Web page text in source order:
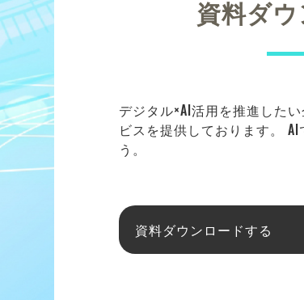
資料ダ
デジタル×AI活用を推進した
ビスを提供しております。
う。
資料ダウンロードする